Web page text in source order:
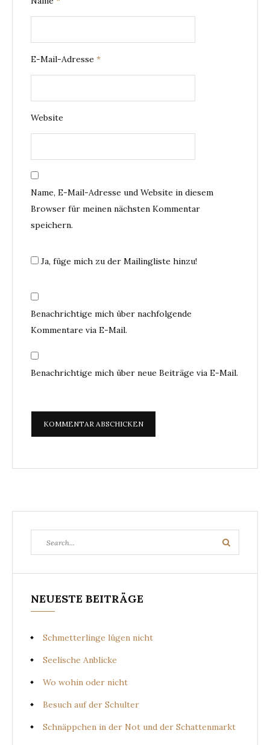
E-Mail-Adresse *
Website
Name, E-Mail-Adresse und Website in diesem
Browser für meinen nächsten Kommentar
speichern.
Ja, füge mich zu der Mailingliste hinzu!
Benachrichtige mich über nachfolgende
Kommentare via E-Mail.
Benachrichtige mich über neue Beiträge via E-Mail.
for:
Search
NEUESTE BEITRÄGE
Schmetterlinge lügen nicht
Seelische Anblicke
Wo wohin oder nicht
Besuch auf der Schulter
Schnäppchen in der Not und der Schattenmarkt